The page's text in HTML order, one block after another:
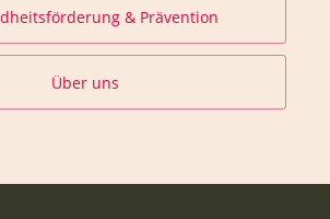
& Prävention
Über uns